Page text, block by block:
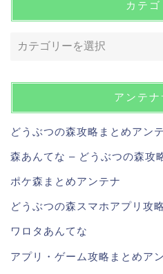
カテゴ
アンテナ
どうぶつの森攻略まとめアン
森あんてな – どうぶつの森攻
ポケ森まとめアンテナ
どうぶつの森スマホアプリ攻
ワロタあんてな
アプリ・ゲーム攻略まとめア